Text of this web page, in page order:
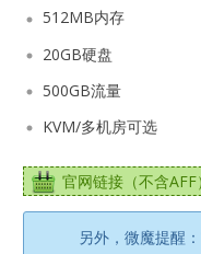
512MB内存
20GB硬盘
500GB流量
KVM/多机房可选
官网链接（不含AFF）
另外，微魔提醒